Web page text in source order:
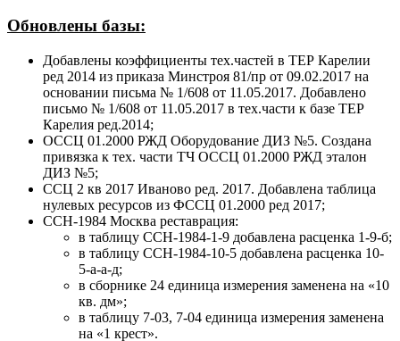
Обновлены базы:
Добавлены коэффициенты тех.частей в ТЕР Карелии
ред 2014 из приказа Минстроя 81/пр от 09.02.2017 на
основании письма № 1/608 от 11.05.2017. Добавлено
письмо № 1/608 от 11.05.2017 в тех.части к базе ТЕР
Карелия ред.2014;
ОССЦ 01.2000 РЖД Оборудование ДИЗ №5. Создана
привязка к тех. части ТЧ ОССЦ 01.2000 РЖД эталон
ДИЗ №5;
ССЦ 2 кв 2017 Иваново ред. 2017. Добавлена таблица
нулевых ресурсов из ФССЦ 01.2000 ред 2017;
ССН-1984 Москва реставрация:
в таблицу ССН-1984-1-9 добавлена расценка 1-9-б;
в таблицу ССН-1984-10-5 добавлена расценка 10-
5-а-а-д;
в сборнике 24 единица измерения заменена на «10
кв. дм»;
в таблицу 7-03, 7-04 единица измерения заменена
на «1 крест».